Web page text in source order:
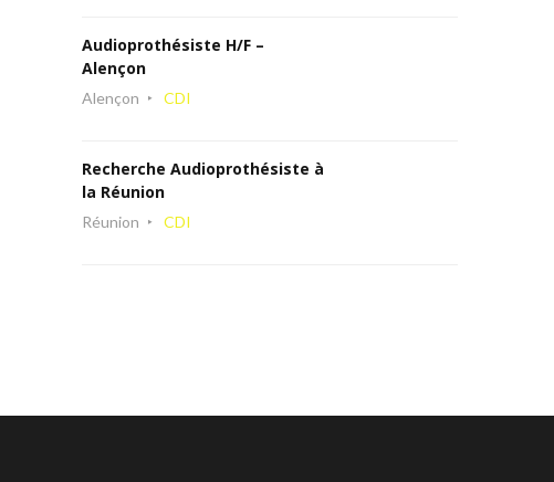
Audioprothésiste H/F –
Alençon
Alençon CDI
Recherche Audioprothésiste à
la Réunion
Réunion CDI